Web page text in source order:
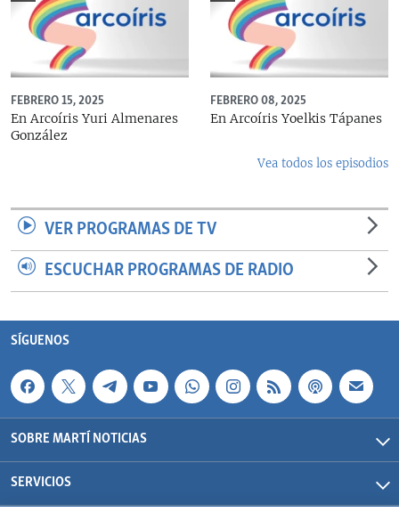
FEBRERO 15, 2025
En Arcoíris Yuri Almenares
González
FEBRERO 08, 2025
En Arcoíris Yoelkis Tápanes
Vea todos los episodios
VER PROGRAMAS DE TV
ESCUCHAR PROGRAMAS DE RADIO
SÍGUENOS
SOBRE MARTÍ NOTICIAS
SERVICIOS